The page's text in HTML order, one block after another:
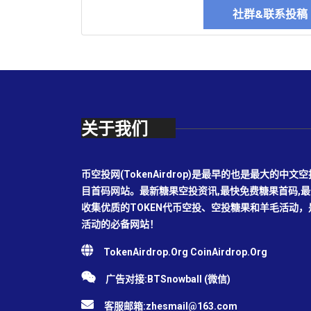
社群&联系投
关于我们
币空投网(TokenAirdrop)是最早的也是最大的中文
目首码网站。最新糖果空投资讯,最快免费糖果首码,
收集优质的TOKEN代币空投、空投糖果和羊毛活动
活动的必备网站！
TokenAirdrop.Org CoinAirdrop.Org
广告对接:BTSnowball (微信)
客服邮箱:zhesmail@163.com